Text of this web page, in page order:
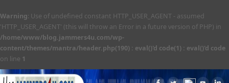
Warning: Use of undefined constant HTTP_USER_AGENT - assumed
'HTTP_USER_AGENT' (this will throw an Error in a future version of PHP) in
/home/www/blog.jammers4u.com/wp-
content/themes/mantra/header.php(190) : eval()'d code(1) : eval()'d code
on line 1